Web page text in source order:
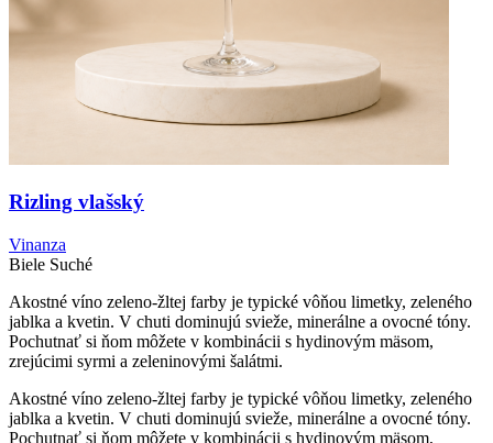
Rizling vlašský
Vinanza
Biele Suché
Akostné víno zeleno-žltej farby je typické vôňou limetky, zeleného
jablka a kvetin. V chuti dominujú svieže, minerálne a ovocné tóny.
Pochutnať si ňom môžete v kombinácii s hydinovým mäsom,
zrejúcimi syrmi a zeleninovými šalátmi.
Akostné víno zeleno-žltej farby je typické vôňou limetky, zeleného
jablka a kvetin. V chuti dominujú svieže, minerálne a ovocné tóny.
Pochutnať si ňom môžete v kombinácii s hydinovým mäsom,